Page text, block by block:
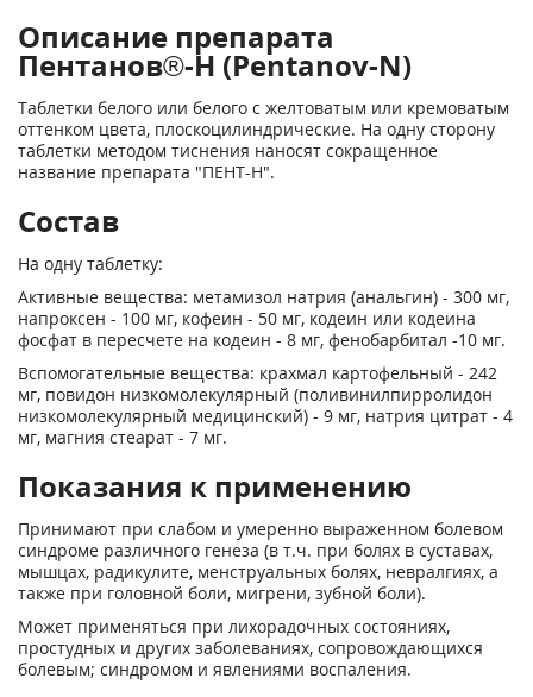
Описание препарата
Пентанов®-Н (Pentanov-N)
Таблетки белого или белого с желтоватым или кремоватым
оттенком цвета, плоскоцилиндрические. На одну сторону
таблетки методом тиснения наносят сокращенное
название препарата "ПЕНТ-Н".
Состав
На одну таблетку:
Активные вещества: метамизол натрия (анальгин) - 300 мг,
напроксен - 100 мг, кофеин - 50 мг, кодеин или кодеина
фосфат в пересчете на кодеин - 8 мг, фенобарбитал -10 мг.
Вспомогательные вещества: крахмал картофельный - 242
мг, повидон низкомолекулярный (поливинилпирролидон
низкомолекулярный медицинский) - 9 мг, натрия цитрат - 4
мг, магния стеарат - 7 мг.
Показания к применению
Принимают при слабом и умеренно выраженном болевом
синдроме различного генеза (в т.ч. при болях в суставах,
мышцах, радикулите, менструальных болях, невралгиях, а
также при головной боли, мигрени, зубной боли).
Может применяться при лихорадочных состояниях,
простудных и других заболеваниях, сопровождающихся
болевым; синдромом и явлениями воспаления.